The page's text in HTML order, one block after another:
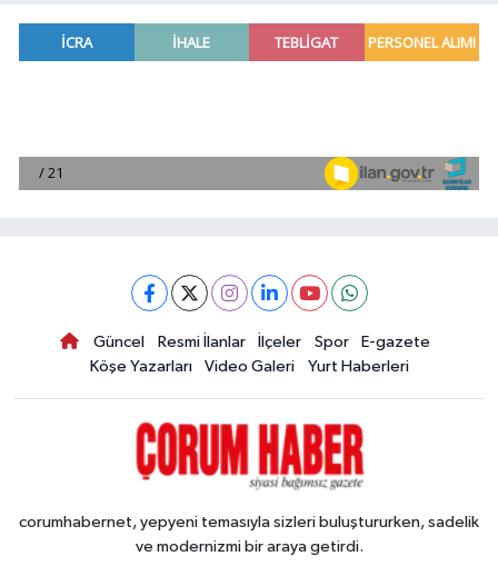
Güncel Resmi İlanlar İlçeler Spor
E-gazete
Köşe Yazarları
Video Galeri Yurt Haberleri
corumhabernet, yepyeni temasıyla sizleri buluştururken, sadelik
ve modernizmi bir araya getirdi.